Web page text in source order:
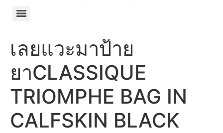
เลยแวะมาป้าย
ยาCLASSIQUE
TRIOMPHE BAG IN
CALFSKIN BLACK